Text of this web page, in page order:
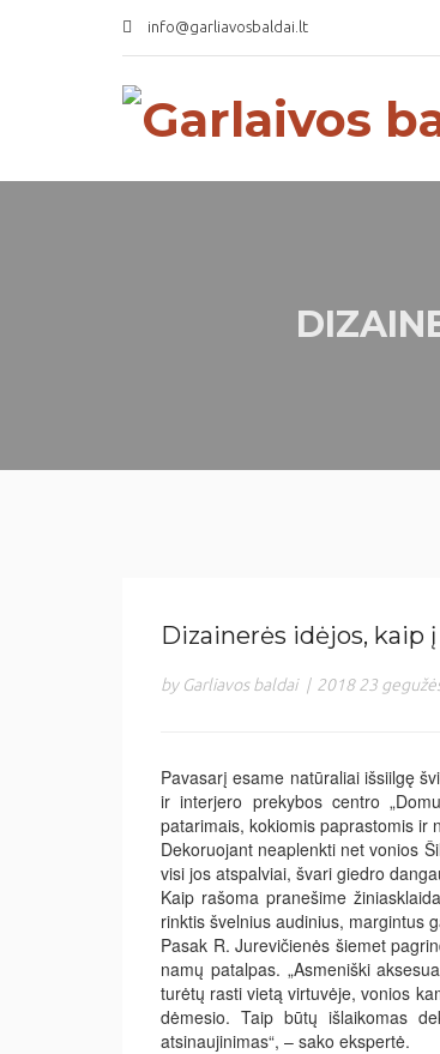
info@garliavosbaldai.lt
Dizainerės idėjos, kaip
by Garliavos baldai | 2018 23
Pavasarį esame natūraliai išsiilgę
ir interjero prekybos centro
patarimais, kokiomis paprastomis ir
Dekoruojant neaplenkti net vonios
visi jos atspalviai, švari giedro
Kaip rašoma pranešime
rinktis švelnius audinius, margintus
Pasak R. Jurevičienės šiemet
namų patalpas. „Asmeniški
turėtų rasti vietą virtuvėje, vonios
dėmesio. Taip būtų išlaikomas
atsinaujinimas“, – sako ekspertė.